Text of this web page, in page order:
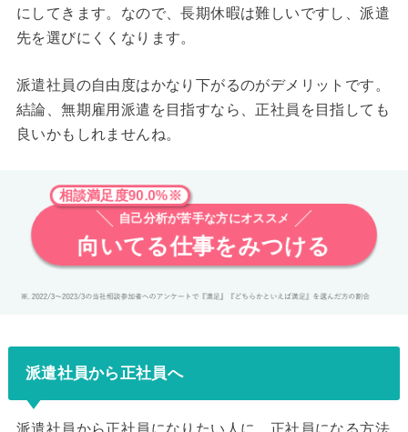
にしてきます。なので、長期休暇は難しいですし、派遣
先を選びにくくなります。
派遣社員の自由度はかなり下がるのがデメリットです。
結論、無期雇用派遣を目指すなら、正社員を目指しても
良いかもしれませんね。
相談満足度90.0%※
自己分析が苦手な方にオススメ
向いてる仕事をみつける
派遣社員から正社員へ
派遣社員から正社員になりたい人に、正社員になる方法